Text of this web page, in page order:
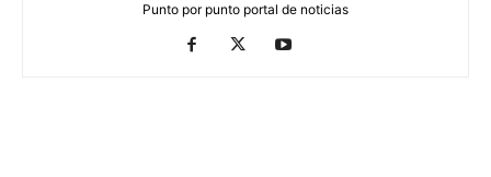
Punto por punto portal de noticias